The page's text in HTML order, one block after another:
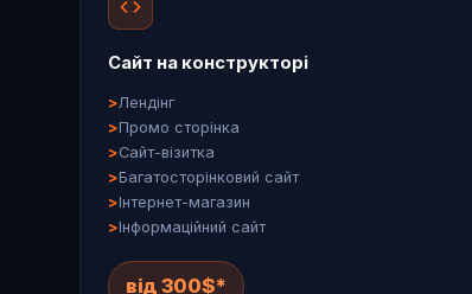
Сайт на конструкторі
Лендінг
Промо сторінка
Сайт-візитка
Багатосторінковий сайт
Інтернет-магазин
Інформаційний сайт
від 300$*